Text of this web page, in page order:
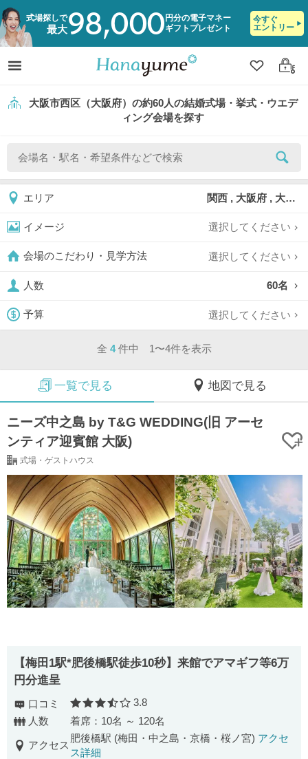
式場探しで
最大98,000 円分の電子マネー
ギフトプレゼント
今すぐ
エントリー
クリップ
ログ
大阪市西区（大阪府）の約60人の結婚式場・挙式・ウエデ
ィング会場を探す
エリア 関西 , 大阪府 , 大阪市 , 大阪市西区
イメージ 選択してください
会場のこだわり・見学方法 選択してください
人数 60名
予算 選択してください
全 4 件中 1〜4件を表示
一覧で見る 地図で見る
ニーズ中之島 by T&G WEDDING(旧 アーセ
ンティア迎賓館 大阪)
式場・ゲストハウス
【梅田1駅*肥後橋駅徒歩10秒】来館でアマギフ等6万
円分進呈
口コミ 口コミ評価
3.8
人数
着席：10名 ～ 120名
アクセス
肥後橋駅 (梅田・中之島・京橋・桜ノ宮) アクセ
ス詳細